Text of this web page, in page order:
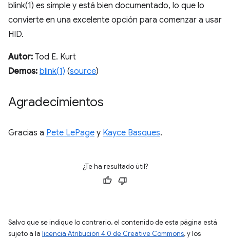
blink(1) es simple y está bien documentado, lo que lo
convierte en una excelente opción para comenzar a usar
HID.
Autor: Tod E. Kurt
Demos: blink(1) (source)
Agradecimientos
Gracias a Pete LePage y Kayce Basques.
¿Te ha resultado útil?
Salvo que se indique lo contrario, el contenido de esta página está
sujeto a la licencia Atribución 4.0 de Creative Commons, y los